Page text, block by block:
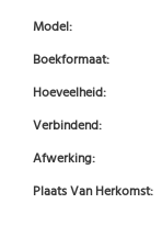
Model:
Boekformaat:
Hoeveelheid:
Verbindend:
Afwerking:
Plaats Van Herkomst: